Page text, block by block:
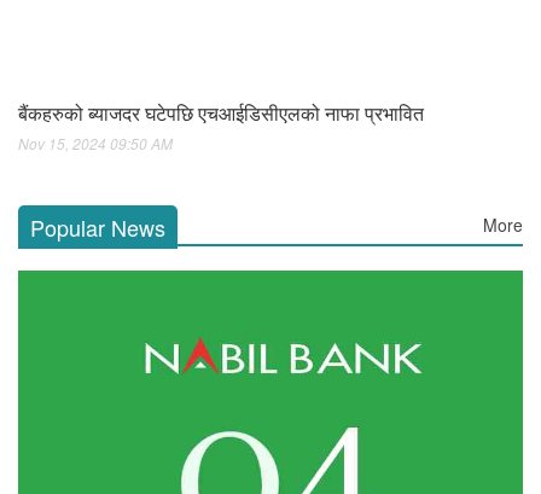
बैंकहरुको ब्याजदर घटेपछि एचआईडिसीएलको नाफा प्रभावित
Nov 15, 2024 09:50 AM
Popular News More